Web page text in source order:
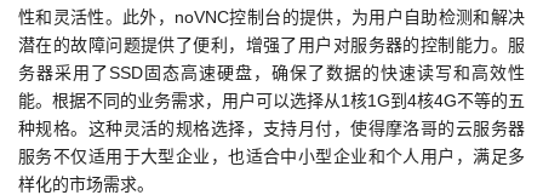
性和灵活性。此外，noVNC控制台的提供，为用户自助检测和解决
潜在的故障问题提供了便利，增强了用户对服务器的控制能力。服
务器采用了SSD固态高速硬盘，确保了数据的快速读写和高效性
能。根据不同的业务需求，用户可以选择从1核1G到4核4G不等的五
种规格。这种灵活的规格选择，支持月付，使得摩洛哥的云服务器
服务不仅适用于大型企业，也适合中小型企业和个人用户，满足多
样化的市场需求。